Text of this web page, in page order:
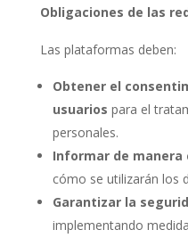
Obligaciones de las
Las plataformas deben:
Obtener el
usuarios para el
personales.
Informar de
cómo se utilizarán los
Garantizar la
implementando